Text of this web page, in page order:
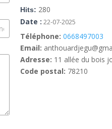
Hits: 280
Date : 22-07-2025
Téléphone: 0668497003
Email:
Adresse: 11 allée du bois
Code postal: 78210